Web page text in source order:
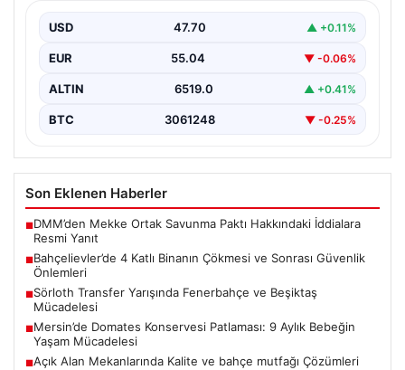
sahne olurken, Süper Lig’in iki büyük devi,…
USD 47.70 ▲ +0.11%
EUR 55.04 ▼ -0.06%
ALTIN 6519.0 ▲ +0.41%
BTC 3061248 ▼ -0.25%
Son Eklenen Haberler
■DMM’den Mekke Ortak Savunma Paktı Hakkındaki İddialara
Resmi Yanıt
■Bahçelievler’de 4 Katlı Binanın Çökmesi ve Sonrası Güvenlik
Önlemleri
■Sörloth Transfer Yarışında Fenerbahçe ve Beşiktaş
Mücadelesi
■Mersin’de Domates Konservesi Patlaması: 9 Aylık Bebeğin
Yaşam Mücadelesi
■Açık Alan Mekanlarında Kalite ve bahçe mutfağı Çözümleri